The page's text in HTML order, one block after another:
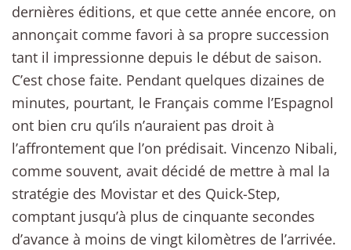
dernières éditions, et que cette année encore, on
annonçait comme favori à sa propre succession
tant il impressionne depuis le début de saison.
C’est chose faite. Pendant quelques dizaines de
minutes, pourtant, le Français comme l’Espagnol
ont bien cru qu’ils n’auraient pas droit à
l’affrontement que l’on prédisait. Vincenzo Nibali,
comme souvent, avait décidé de mettre à mal la
stratégie des Movistar et des Quick-Step,
comptant jusqu’à plus de cinquante secondes
d’avance à moins de vingt kilomètres de l’arrivée.